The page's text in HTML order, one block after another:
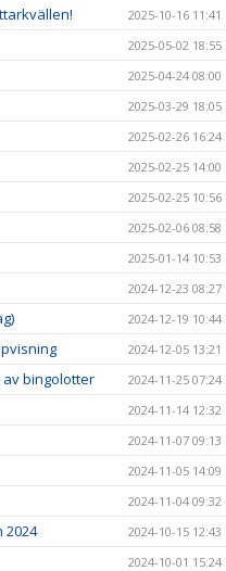
2025-10-16 11:41
2025-05-02 18:55
2025-04-24 08:00
2025-03-29 18:05
2025-02-26 16:24
2025-02-25 14:00
2025-02-25 10:56
2025-02-06 08:58
2025-01-14 10:53
2024-12-23 08:27
2024-12-19 10:44
2024-12-05 13:21
bingolotter 2024-11-25 07:24
2024-11-14 12:32
2024-11-07 09:13
2024-11-05 14:09
2024-11-04 09:32
2024 2024-10-15 12:43
2024-10-01 15:24